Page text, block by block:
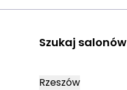
Szukaj salonów
Rzeszów